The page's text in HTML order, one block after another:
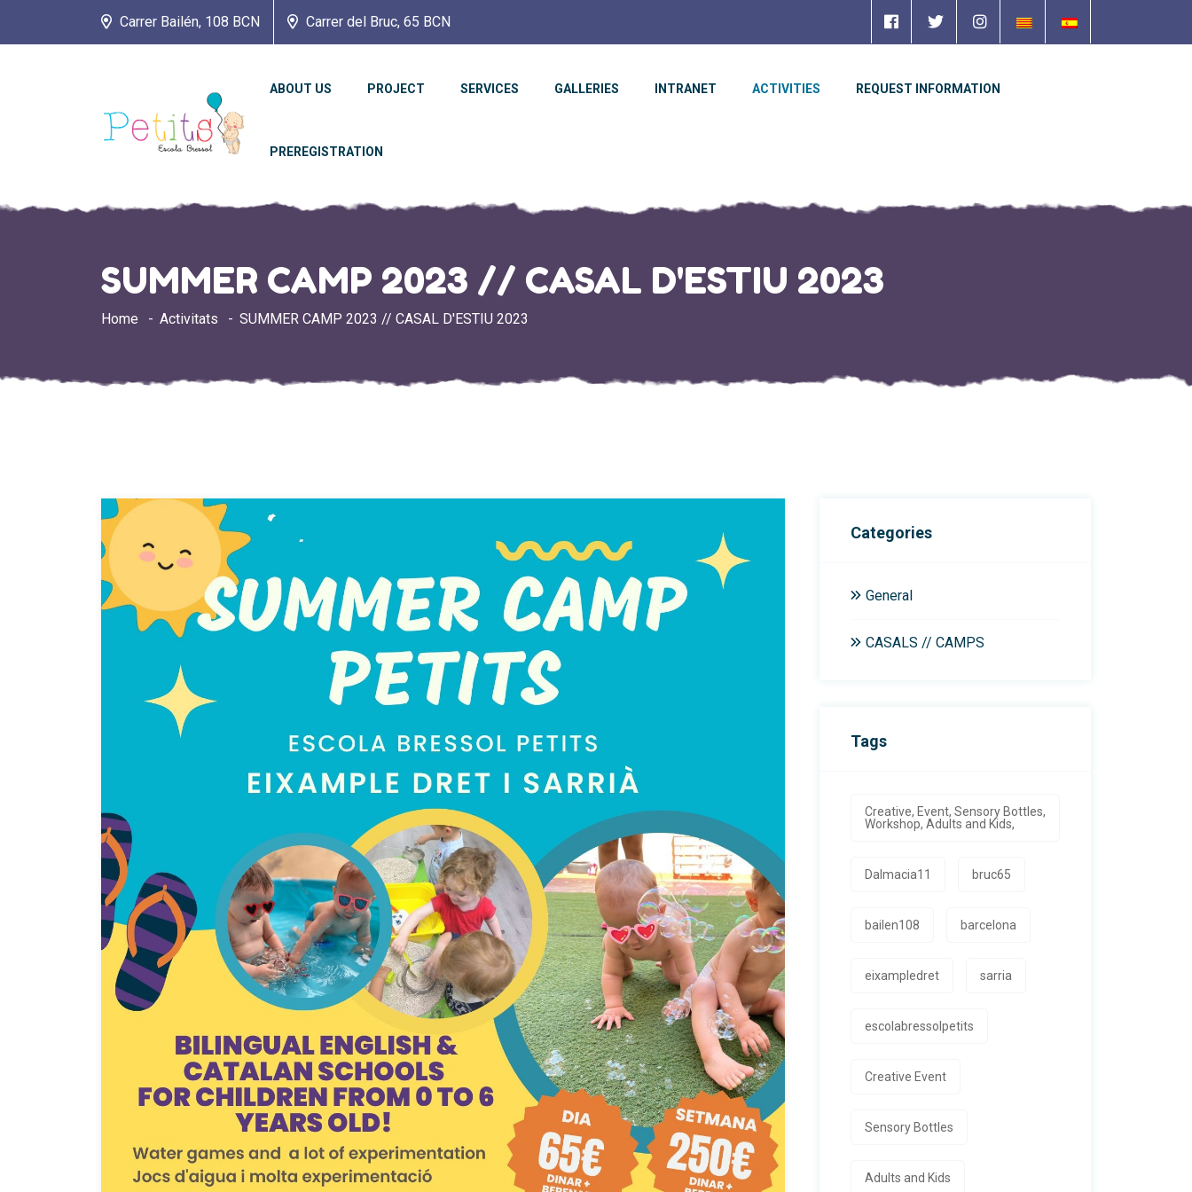
Carrer Bailén, 108 BCN Carrer del Bruc, 65 BCN
ABOUT US PROJECT SERVICES GALLERIES INTRANET ACTIVITIES REQUEST INFORMATION
PREREGISTRATION
SUMMER CAMP 2023 // CASAL D'ESTIU 2023
Home Activitats SUMMER CAMP 2023 // CASAL D'ESTIU 2023
Categories
General
CASALS // CAMPS
Tags
Creative, Event, Sensory Bottles,
Workshop, Adults and Kids,
Dalmacia11 bruc65
bailen108 barcelona
eixampledret sarria
escolabressolpetits
Creative Event
Sensory Bottles
Adults and Kids